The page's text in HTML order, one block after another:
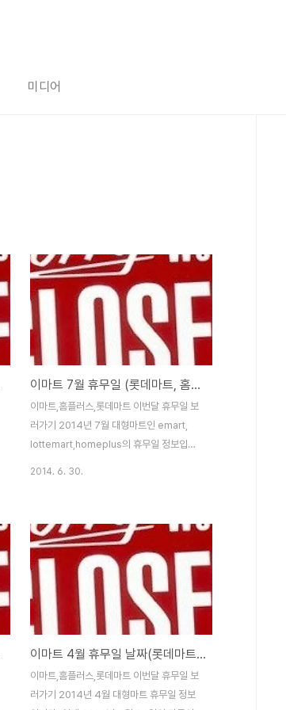
미디어
이마트 7월 휴무일 (롯데마트, 홈플러스 대형마트 정기휴점일 안내)
이마트,홈플러스,롯데마트 이번달 휴무일 보
러가기 2014년 7월 대형마트인 emart,
lottemart,homeplus의 휴무일 정보입니
라겠습니다.7월 9일과 7월 23일 수요일은
자율 휴무일인데, 지난달과 거의 비슷하다고
보시면 되는데, 이제 거의 고정적으로 되어
가는듯 합니다.7월 13일과 27일 일요일은
강제 휴무일인데, 여름휴가 바캉스 물놀이 준
비를 하시는 분들이라면 잘 알아두시는게 좋
겠지요.그러고보니 이번 7월에는 빨간날 공
휴일이 하나도 없군요...-_-;;이마트 2014년
7월 휴무일(아래의 글보다는 이미지를 참고
2014. 6. 30.
이마트 4월 휴무일 날짜(롯데마트, 홈플러스 대형마트 정기휴점일 안내)
이마트,홈플러스,롯데마트 이번달 휴무일 보
러가기 2014년 4월 대형마트 휴무일 정보